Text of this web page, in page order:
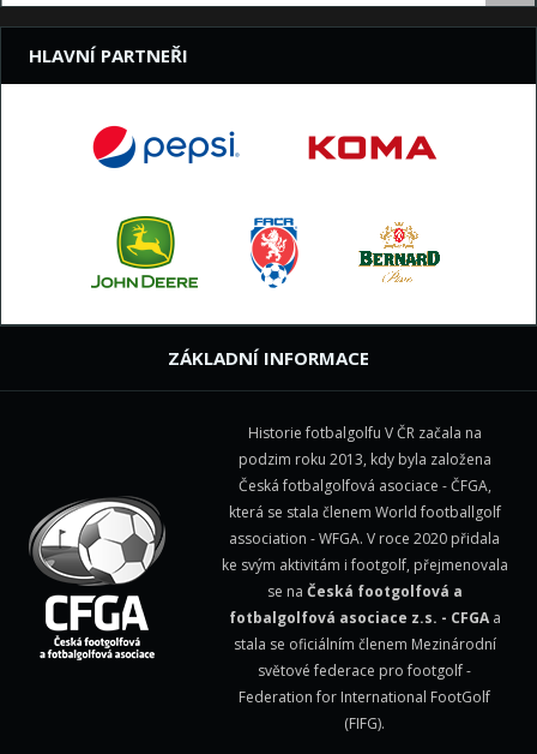
HLAVNÍ PARTNEŘI
ZÁKLADNÍ INFORMACE
Historie fotbalgolfu V ČR začala na
podzim roku 2013, kdy byla založena
Česká fotbalgolfová asociace - ČFGA,
která se stala členem World footballgolf
association - WFGA. V roce 2020 přidala
ke svým aktivitám i footgolf, přejmenovala
se na Česká footgolfová a
fotbalgolfová asociace z.s. - CFGAa
stala se oficiálním členem Mezinárodní
světové federace pro footgolf -
Federation for International FootGolf
(FIFG).